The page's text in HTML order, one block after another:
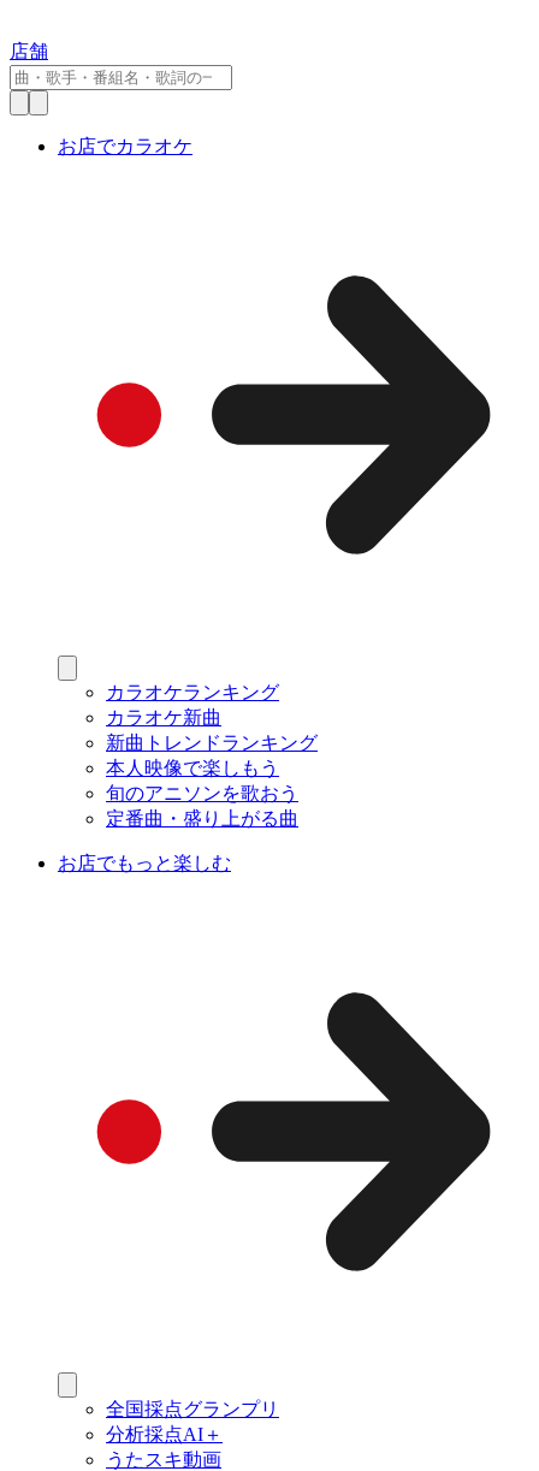
店舗
お店でカラオケ
カラオケランキング
カラオケ新曲
新曲トレンドランキング
本人映像で楽しもう
旬のアニソンを歌おう
定番曲・盛り上がる曲
お店でもっと楽しむ
全国採点グランプリ
分析採点AI＋
うたスキ動画